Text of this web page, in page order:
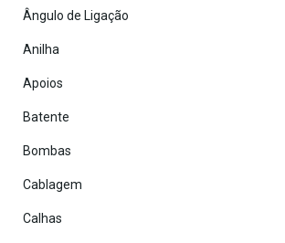
Ângulo de Ligação
Anilha
Apoios
Batente
Bombas
Cablagem
Calhas